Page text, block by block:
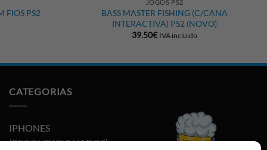
FIOS PS2
JOGOS PS2
BASS MASTER FISHING (C/CANA
INTERACTIVA) PS2 (NOVO)
39.50€ IVA incluido
CATEGORIAS
IPHONES
(RECONDICIONADOS)